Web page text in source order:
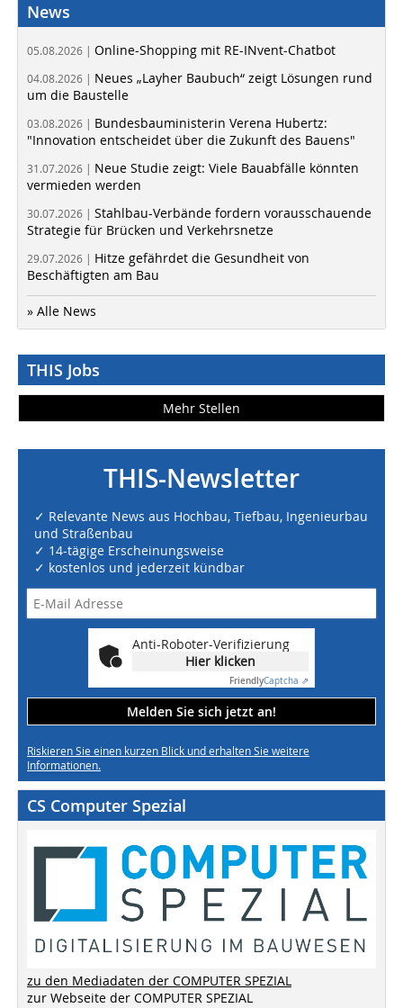
News
05.08.2026 | Online-Shopping mit RE-INvent-Chatbot
04.08.2026 | Neues „Layher Baubuch“ zeigt Lösungen rund
um die Baustelle
03.08.2026 | Bundesbauministerin Verena Hubertz:
"Innovation entscheidet über die Zukunft des Bauens"
31.07.2026 | Neue Studie zeigt: Viele Bauabfälle könnten
vermieden werden
30.07.2026 | Stahlbau-Verbände fordern vorausschauende
Strategie für Brücken und Verkehrsnetze
29.07.2026 | Hitze gefährdet die Gesundheit von
Beschäftigten am Bau
» Alle News
THIS Jobs
Mehr Stellen
THIS-Newsletter
✓ Relevante News aus Hochbau, Tiefbau, Ingenieurbau
und Straßenbau
✓ 14-tägige Erscheinungsweise
✓ kostenlos und jederzeit kündbar
Anti-Roboter-Verifizierung
Hier klicken
FriendlyCaptcha ⇗
Melden Sie sich jetzt an!
Riskieren Sie einen kurzen Blick und erhalten Sie weitere
Informationen.
CS Computer Spezial
zu den Mediadaten der COMPUTER SPEZIAL
zur Webseite der COMPUTER SPEZIAL